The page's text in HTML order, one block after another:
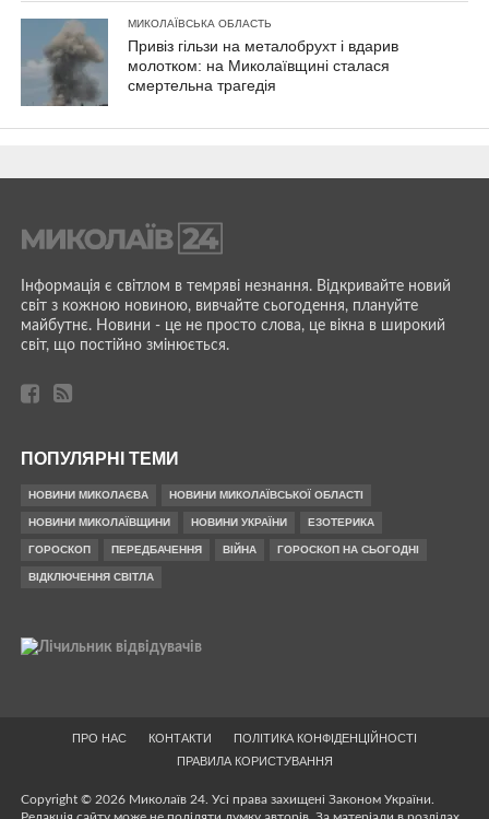
МИКОЛАЇВСЬКА ОБЛАСТЬ
Привіз гільзи на металобрухт і вдарив
молотком: на Миколаївщині сталася
смертельна трагедія
Інформація є світлом в темряві незнання. Відкривайте новий
світ з кожною новиною, вивчайте сьогодення, плануйте
майбутнє. Новини - це не просто слова, це вікна в широкий
світ, що постійно змінюється.
ПОПУЛЯРНІ ТЕМИ
НОВИНИ МИКОЛАЄВА НОВИНИ МИКОЛАЇВСЬКОЇ ОБЛАСТІ
НОВИНИ МИКОЛАЇВЩИНИ НОВИНИ УКРАЇНИ ЕЗОТЕРИКА
ГОРОСКОП ПЕРЕДБАЧЕННЯ ВІЙНА ГОРОСКОП НА СЬОГОДНІ
ВІДКЛЮЧЕННЯ СВІТЛА
ПРО НАС КОНТАКТИ
ПОЛІТИКА КОНФІДЕНЦІЙНОСТІ
ПРАВИЛА КОРИСТУВАННЯ
Copyright © 2026 Миколаїв 24. Усі права захищені Законом України.